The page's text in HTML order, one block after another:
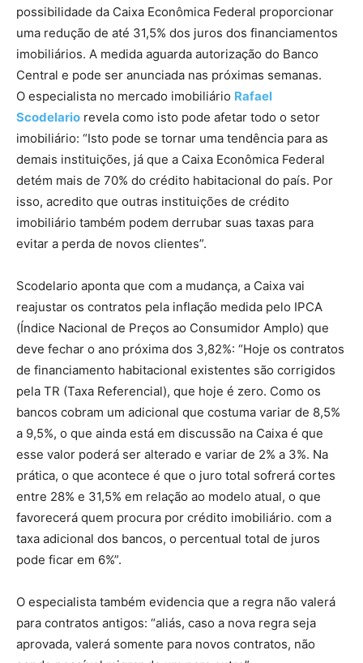
possibilidade da Caixa Econômica Federal proporcionar
uma redução de até 31,5% dos juros dos financiamentos
imobiliários. A medida aguarda autorização do Banco
Central e pode ser anunciada nas próximas semanas.
O especialista no mercado imobiliário Rafael
Scodelario revela como isto pode afetar todo o setor
imobiliário: “Isto pode se tornar uma tendência para as
demais instituições, já que a Caixa Econômica Federal
detém mais de 70% do crédito habitacional do país. Por
isso, acredito que outras instituições de crédito
imobiliário também podem derrubar suas taxas para
evitar a perda de novos clientes”.
Scodelario aponta que com a mudança, a Caixa vai
reajustar os contratos pela inflação medida pelo IPCA
(Índice Nacional de Preços ao Consumidor Amplo) que
deve fechar o ano próxima dos 3,82%: “Hoje os contratos
de financiamento habitacional existentes são corrigidos
pela TR (Taxa Referencial), que hoje é zero. Como os
bancos cobram um adicional que costuma variar de 8,5%
a 9,5%, o que ainda está em discussão na Caixa é que
esse valor poderá ser alterado e variar de 2% a 3%. Na
prática, o que acontece é que o juro total sofrerá cortes
entre 28% e 31,5% em relação ao modelo atual, o que
favorecerá quem procura por crédito imobiliário. com a
taxa adicional dos bancos, o percentual total de juros
pode ficar em 6%”.
O especialista também evidencia que a regra não valerá
para contratos antigos: “aliás, caso a nova regra seja
aprovada, valerá somente para novos contratos, não